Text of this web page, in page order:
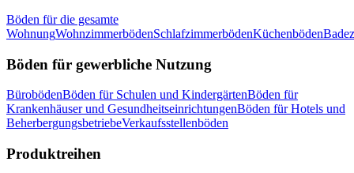
Böden für die gesamte
WohnungWohnzimmerbödenSchlafzimmerbödenKüchenböden
Böden für gewerbliche Nutzung
BürobödenBöden für Schulen und KindergärtenBöden für
Krankenhäuser und GesundheitseinrichtungenBöden für Hotels und
BeherbergungsbetriebeVerkaufsstellenböden
Produktreihen